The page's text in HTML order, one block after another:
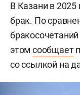
В Казани в 2025
брак. По
этом сообщает
со ссылкой на